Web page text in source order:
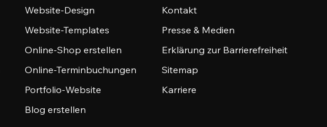
Website-Design
Website-Templates
Online-Shop erstellen
Online-Terminbuchungen
Portfolio-Website
Blog erstellen
Kontakt
Presse & Medien
Erklärung zur Barrierefreiheit
Sitemap
Karriere